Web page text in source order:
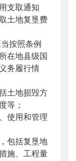
支取通知
土地复垦费
按照条例
在地县级国
务履行情
土地损毁方
等；
使用和管理
包括复垦地
施、工程量